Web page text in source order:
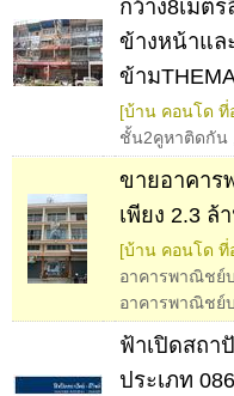
กว้าง8เมต
ข้างหน้าแล
ข้าม
[บ้าน คอนโด ที่
ชั้น2คูหาติดกัน
ขายอาคาร
เพียง 2.3 ล้
[บ้าน คอนโด ที่
อาคารพาณิชย์
อาคารพาณิชย์
ฟ้าเปิดสถา
ประเภท